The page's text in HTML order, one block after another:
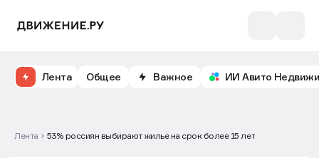
Лента Общее Важное ИИ Авито
Лента 53% россиян выбирают жилье на срок более 15 лет